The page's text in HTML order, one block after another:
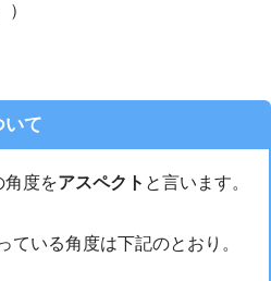
いて
角度をアスペクト と言います。
ている角度は下記のとおり。